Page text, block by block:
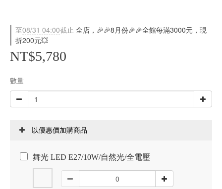
至08/31 04:00截止 全店，🎉🎉8月份🎉🎉全館每滿3000元，現
折200元💥
NT$5,780
數量
以優惠價加購商品
舞光 LED E27/10W/自然光/全電壓